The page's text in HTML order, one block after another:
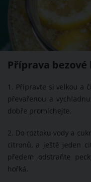
Příprava
1. Připravte si velkou a
převařenou a
dobře promíchejte.
2. Do roztoku vody a
citronů, a ještě jeden
předem odstraňte
hořká.